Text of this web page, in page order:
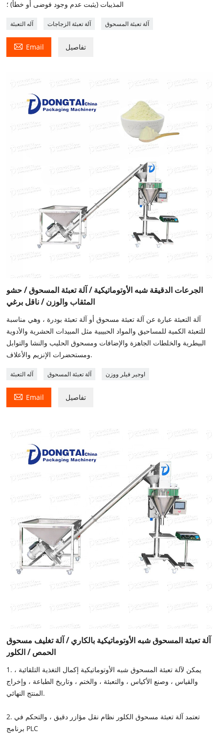
المذيبات (يثبت عدم وجود فوضى أو خطأ) ؛
آله التعبئة آلة تعبئة الزجاجات آلة تعبئة المسحوق
 Email تفاصيل
الجرعات الدقيقة شبه الأوتوماتيكية / آلة تعبئة المسحوق / حشو
المثقاب والوزن / ناقل برغي
آلة التعبئة عبارة عن آلة تعبئة مسحوق أو آلة تعبئة بودرة ، وهي مناسبة
للتعبئة الكمية للمساحيق والمواد الحبيبية مثل المبيدات الحشرية والأدوية
البيطرية والخلطات الجاهزة والإضافات ومسحوق الحليب والنشا والتوابل
ومستحضرات الإنزيم والأعلاف.
آله التعبئة آلة تعبئة المسحوق اوجير فيلر ووزن
 Email تفاصيل
آلة تعبئة المسحوق شبه الأوتوماتيكية بالكاري / آلة تغليف مسحوق
الحمص / الكلور
1. يمكن لآلة تعبئة المسحوق شبه الأوتوماتيكية إكمال التغذية التلقائية ،
والقياس ، وصنع الأكياس ، والتعبئة ، والختم ، وتاريخ الطباعة ، وإخراج
المنتج النهائي.
2. تعتمد آلة تعبئة مسحوق الكلور نظام نقل مؤازر دقيق ، والتحكم في
برنامج PLC